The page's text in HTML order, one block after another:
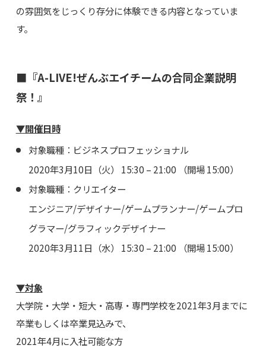
の雰囲気をじっくり存分に体験できる内容となっていま
す。
■『A-LIVE!ぜんぶエイチームの合同企業説明
祭！』
▼開催日時
対象職種：ビジネスプロフェッショナル
2020年3月10日（火） 15:30 – 21:00 （開場 15:00）
対象職種：クリエイター
エンジニア/デザイナー/ゲームプランナー/ゲームプロ
グラマー/グラフィックデザイナー
2020年3月11日（水） 15:30 – 21:00 （開場 15:00）
▼対象
大学院・大学・短大・高専・専門学校を2021年3月までに
卒業もしくは卒業見込みで、
2021年4月に入社可能な方